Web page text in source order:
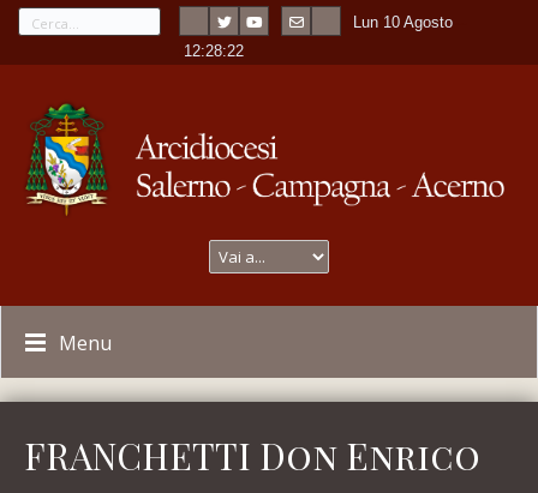
Lun 10 Agosto
12:28:22
Menu
FRANCHETTI Don Enrico